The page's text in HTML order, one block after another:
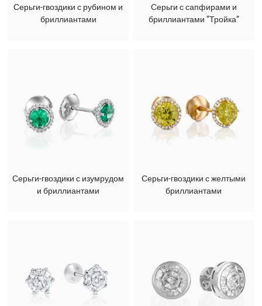
Серьги-гвоздики с рубином и
бриллиантами
Серьги с сапфирами и
бриллиантами “Тройка”
Серьги-гвоздики с изумрудом
и бриллиантами
Серьги-гвоздики с желтыми
бриллиантами